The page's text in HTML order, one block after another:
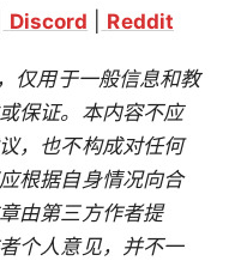
Discord Reddit
仅用于一般信息和教
保证。本内容不应
，也不构成对任何
根据自身情况向合
由第三方作者提
个人意见，并不一